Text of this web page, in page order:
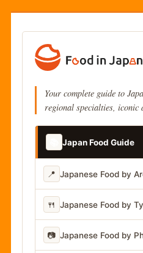
Your complete guide to
regional specialties, iconic
Japan Food Guide
📍 Japanese Food by
🍴 Japanese Food by
📷 Japanese Food by